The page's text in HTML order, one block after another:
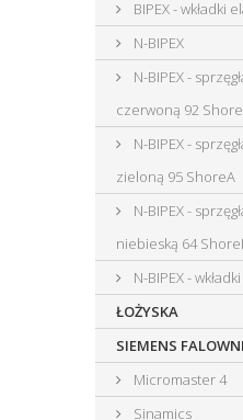
BIPEX - wkładki
N-BIPEX
N-BIPEX -
czerwoną 92
N-BIPEX -
zieloną 95 ShoreA
N-BIPEX -
niebieską 64
N-BIPEX - wkładki
ŁOŻYSKA
SIEMENS
Micromaster 4
Sinamics